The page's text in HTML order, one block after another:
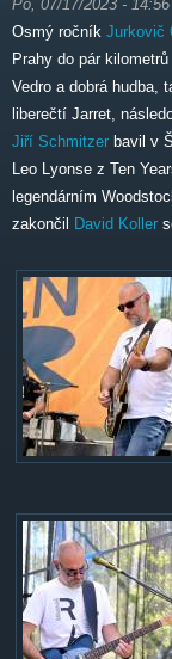
Po, 07/17/2023 - 14:56
Osmý ročník Jurkovič
Prahy do pár
Vedro a dobrá hudba,
liberečtí Jarret,
Jiří Schmitzer bavil v
Leo Lyonse z Ten
legendárním
zakončil
David Koller